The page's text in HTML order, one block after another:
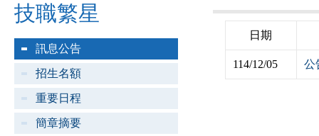
技職繁星
訊息公告
招生名額
重要日程
簡章摘要
日期
114/12/05 公